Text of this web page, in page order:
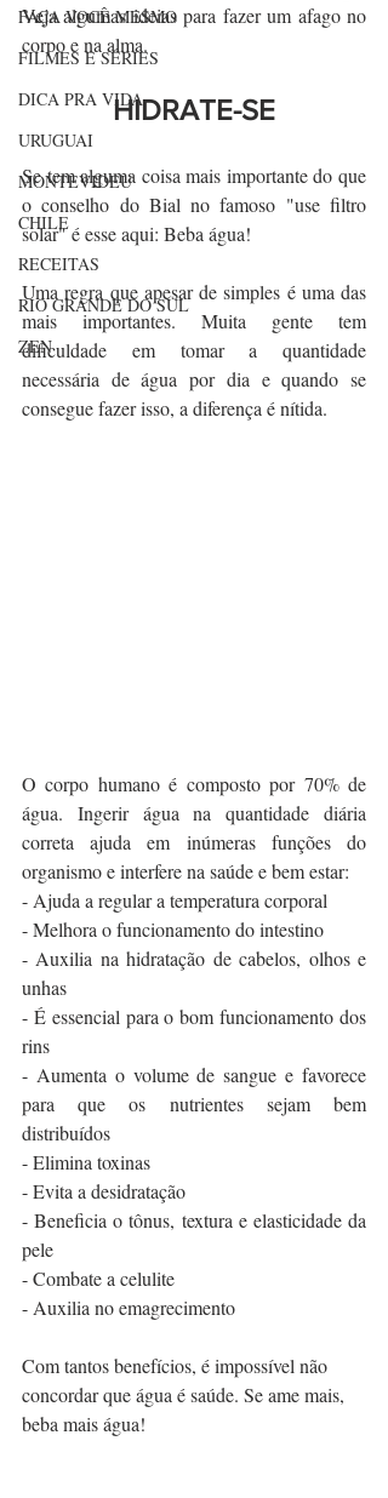
FAÇA VOCÊ MESMO
FILMES E SÉRIES
DICA PRA VIDA
URUGUAI
MONTEVIDEU
CHILE
RECEITAS
RIO GRANDE DO SUL
ZEN
Veja algumas ideias para fazer um afago no
corpo e na alma.
HIDRATE-SE
Se tem alguma coisa mais importante do que
o conselho do Bial no famoso "use filtro
solar" é esse aqui: Beba água!
Uma regra que apesar de simples é uma das
mais importantes. Muita gente tem
dificuldade em tomar a quantidade
necessária de água por dia e quando se
consegue fazer isso, a diferença é nítida.
O corpo humano é composto por 70% de
água. Ingerir água na quantidade diária
correta ajuda em inúmeras funções do
organismo e interfere na saúde e bem estar:
- Ajuda a regular a temperatura corporal
- Melhora o funcionamento do intestino
- Auxilia na hidratação de cabelos, olhos e
unhas
- É essencial para o bom funcionamento dos
rins
- Aumenta o volume de sangue e favorece
para que os nutrientes sejam bem
distribuídos
- Elimina toxinas
- Evita a desidratação
- Beneficia o tônus, textura e elasticidade da
pele
- Combate a celulite
- Auxilia no emagrecimento
Com tantos benefícios, é impossível não
concordar que água é saúde. Se ame mais,
beba mais água!